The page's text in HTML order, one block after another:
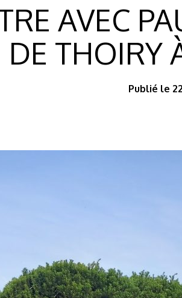
AVEC
THOIRY
Publié le